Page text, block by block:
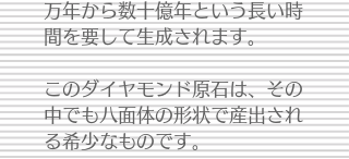
万年から数十億年という長い時
間を要して生成されます。
このダイヤモンド原石は、その
中でも八面体の形状で産出され
る希少なものです。